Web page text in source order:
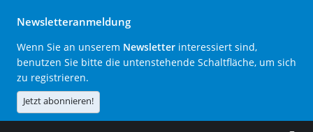
Newsletteranmeldung
Wenn Sie an unserem Newsletter interessiert sind,
benutzen Sie bitte die untenstehende Schaltfläche, um sich
zu registrieren.
Jetzt abonnieren!